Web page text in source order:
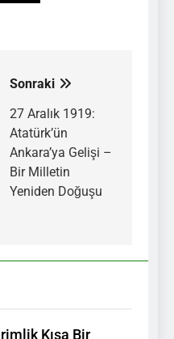
Sonraki
27 Aralık 1919:
Atatürk’ün
Ankara’ya Gelişi –
Bir Milletin
Yeniden Doğuşu
Kısa Bir